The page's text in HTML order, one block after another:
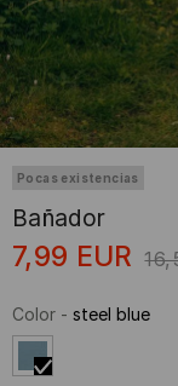
Pocas existencias
Bañador
7,99 EUR
Color - steel blue